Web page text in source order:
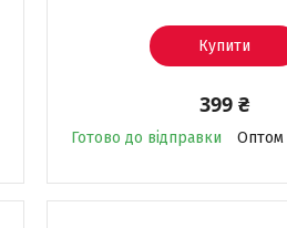
Купити
399 ₴
Готово до відправки Оптом